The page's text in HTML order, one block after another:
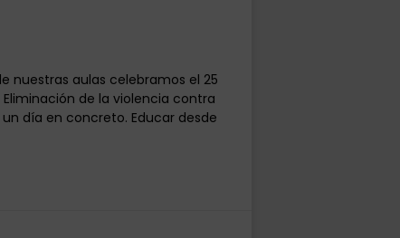
nuestras aulas celebramos el 25
de la violencia contra
día en concreto. Educar desde